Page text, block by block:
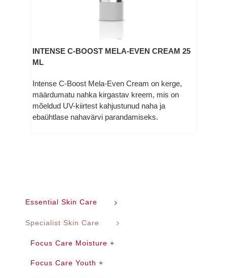
INTENSE C-BOOST MELA-EVEN CREAM 25
ML
Intense C-Boost Mela-Even Cream on kerge,
määrdumatu nahka kirgastav kreem, mis on
mõeldud UV-kiirtest kahjustunud naha ja
ebaühtlase nahavärvi parandamiseks.
Essential Skin Care
Specialist Skin Care
Focus Care Moisture +
Focus Care Youth +